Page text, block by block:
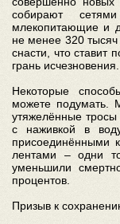
собирают
млекопитающие и
не менее 320
снасти, что ставит
грань исчезновения.
Некоторые
можете подумать.
утяжелённые
с наживкой в
присоединёнными
лентами – одни
уменьшили
процентов.
Призыв к